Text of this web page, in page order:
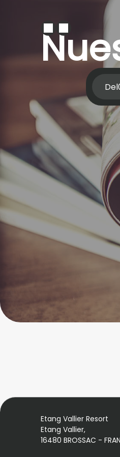
Del
Etang Vallier Resort
Etang Vallier,
16480 BROSSAC -